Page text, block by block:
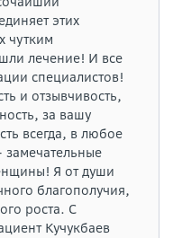
этих
чутким
лечение! И все
специалистов!
и отзывчивость,
за вашу
всегда, в любое
Я от души
благополучия,
роста. С
Кучукбаев